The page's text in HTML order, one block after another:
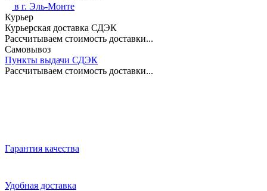
в г. Эль-Монте
Курьер
Курьерская доставка СДЭК
Рассчитываем стоимость доставки...
Самовывоз
Пункты выдачи СДЭК
Рассчитываем стоимость доставки...
Гарантия качества
Удобная доставка